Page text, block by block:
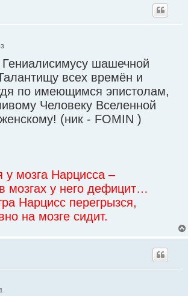
шашечной
всех времён и
по имеющимся эпистолам,
Человеку Вселенной
(ник - FOMIN )
у мозга Нарцисса –
мозгах у него дефицит…
Нарцисс перегрызся,
на мозге сидит.